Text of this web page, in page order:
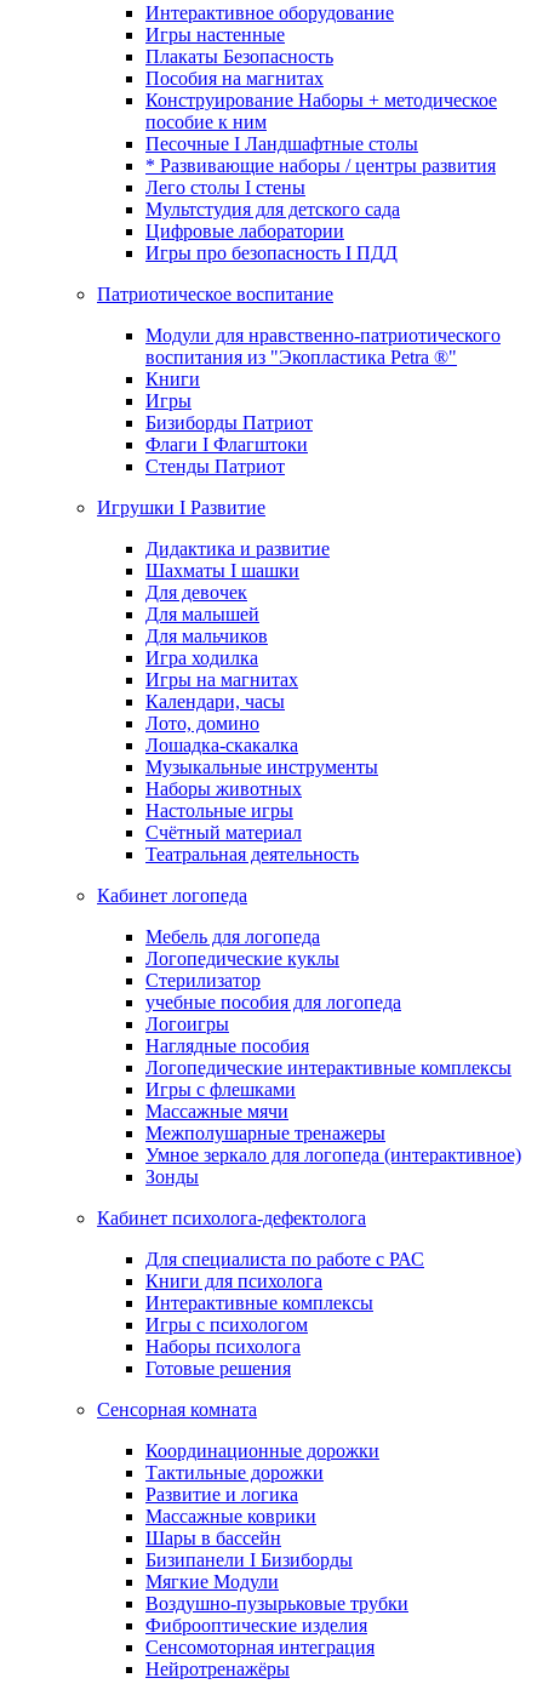
Интерактивное оборудование
Игры настенные
Плакаты Безопасность
Пособия на магнитах
Конструирование Наборы + методическое
пособие к ним
Песочные I Ландшафтные столы
* Развивающие наборы / центры развития
Лего столы I стены
Мультстудия для детского сада
Цифровые лаборатории
Игры про безопасность I ПДД
Патриотическое воспитание
Модули для нравственно-патриотического
воспитания из "Экопластика Petra ®"
Книги
Игры
Бизиборды Патриот
Флаги I Флагштоки
Стенды Патриот
Игрушки I Развитие
Дидактика и развитие
Шахматы I шашки
Для девочек
Для малышей
Для мальчиков
Игра ходилка
Игры на магнитах
Календари, часы
Лото, домино
Лошадка-скакалка
Музыкальные инструменты
Наборы животных
Настольные игры
Счётный материал
Театральная деятельность
Кабинет логопеда
Мебель для логопеда
Логопедические куклы
Стерилизатор
учебные пособия для логопеда
Логоигры
Наглядные пособия
Логопедические интерактивные комплексы
Игры с флешками
Массажные мячи
Межполушарные тренажеры
Умное зеркало для логопеда (интерактивное)
Зонды
Кабинет психолога-дефектолога
Для специалиста по работе с РАС
Книги для психолога
Интерактивные комплексы
Игры с психологом
Наборы психолога
Готовые решения
Сенсорная комната
Координационные дорожки
Тактильные дорожки
Развитие и логика
Массажные коврики
Шары в бассейн
Бизипанели I Бизиборды
Мягкие Модули
Воздушно-пузырьковые трубки
Фиброоптические изделия
Сенсомоторная интеграция
Нейротренажёры